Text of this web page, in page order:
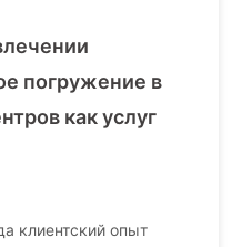
погружение в
как услуг
клиентский опыт